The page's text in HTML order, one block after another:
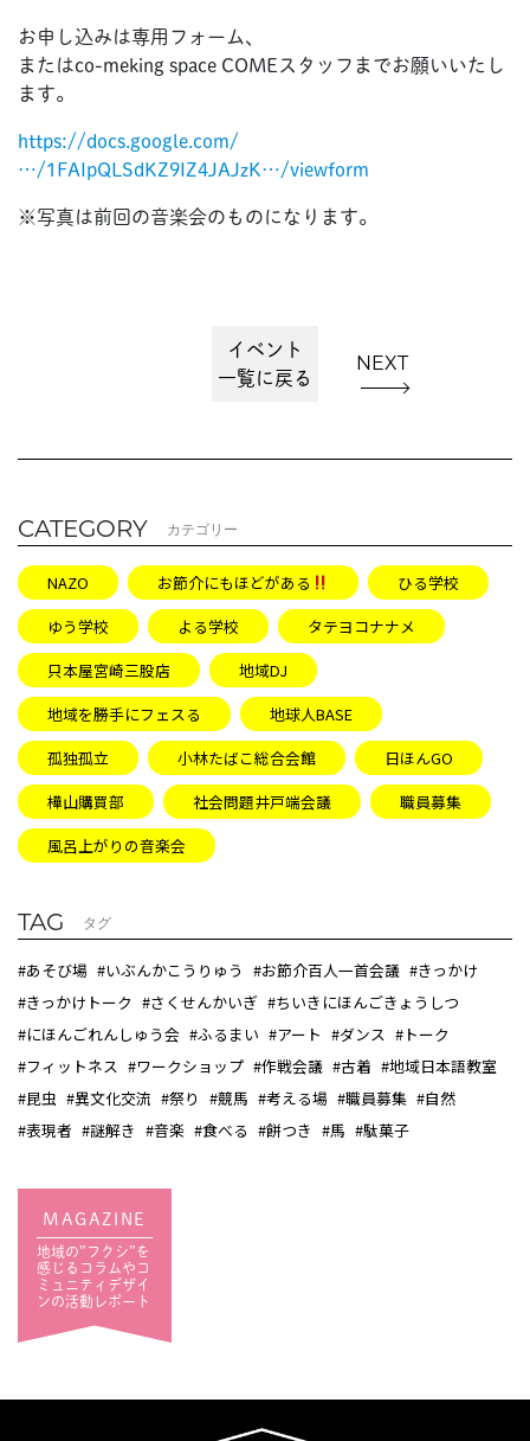
お申し込みは専用フォーム、
またはco-meking space COMEスタッフまでお願いいたし
ます。
https://docs.google.com/
…/1FAIpQLSdKZ9IZ4JAJzK…/viewform
※写真は前回の音楽会のものになります。
イベント
一覧に戻る
NEXT
CATEGORY カテゴリー
NAZO お節介にもほどがある
ひる学校
ゆう学校
よる学校
タテヨコナナメ
只本屋宮崎三股店
地域DJ
地域を勝手にフェスる
地球人BASE
孤独孤立
小林たばこ総合会館
日ほんGO
樺山購買部
社会問題井戸端会議
職員募集
風呂上がりの音楽会
TAG タグ
#あそび場 #いぶんかこうりゅう #お節介百人一首会議 #きっかけ
#きっかけトーク #さくせんかいぎ #ちいきにほんごきょうしつ
#にほんごれんしゅう会 #ふるまい #アート #ダンス #トーク
#フィットネス #ワークショップ #作戦会議 #古着 #地域日本語教室
#昆虫 #異文化交流 #祭り #競馬 #考える場 #職員募集 #自然
#表現者 #謎解き #音楽 #食べる #餅つき #馬 #駄菓子
MAGAZINE
地域の”フクシ”を
感じるコラムやコ
ミュニティデザイ
ンの活動レポート